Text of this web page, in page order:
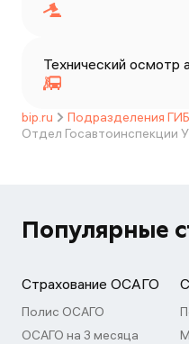
Технический осмотр
bip.ru
Подразделения
Популярные
Страхование ОСАГО
Полис ОСАГО
ОСАГО на 3 месяца